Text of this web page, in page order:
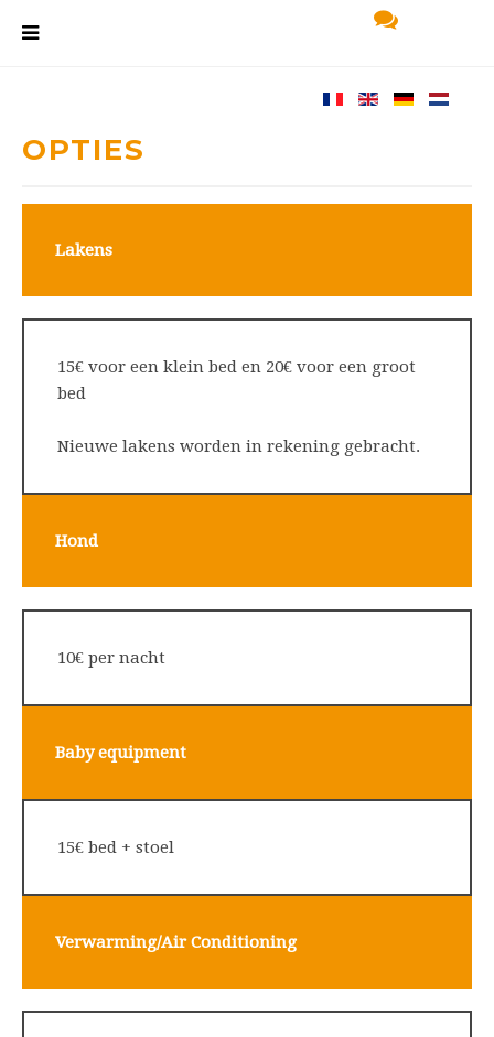
OPTIES
Lakens
15€ voor een klein bed en 20€ voor een groot
bed
Nieuwe lakens worden in rekening gebracht.
Hond
10€ per nacht
Baby equipment
15€ bed + stoel
Verwarming/Air Conditioning